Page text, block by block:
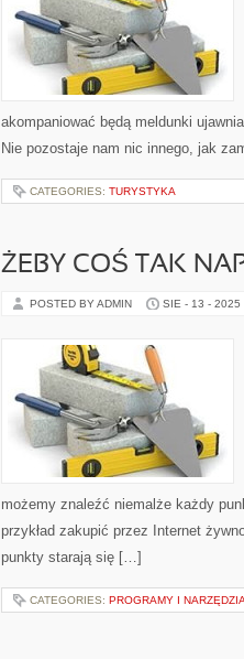
akompaniować będą meldunki
Nie pozostaje nam nic innego, jak
CATEGORIES: TURYSTYKA
ŻEBY COŚ TAK
POSTED BY ADMIN SIE - 13 - 2025
możemy znaleźć niemalże każdy
przykład zakupić przez Internet
punkty starają się […]
CATEGORIES: PROGRAMY I